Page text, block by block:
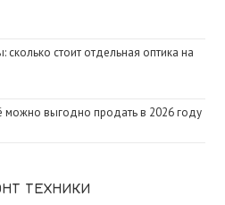
стоит отдельная оптика на
можно выгодно продать в 2026 году
ТЕХНИКИ